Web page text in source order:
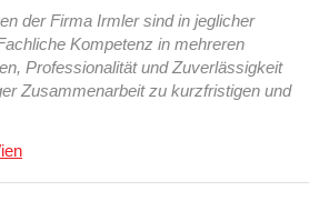
der Firma Irmler sind in jeglicher
Kompetenz in mehreren
Professionalität und Zuverlässigkeit
Zusammenarbeit zu kurzfristigen und